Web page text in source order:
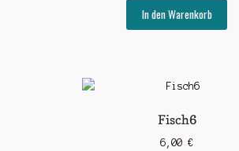
In den Warenkorb
Fisch6
6,00 €